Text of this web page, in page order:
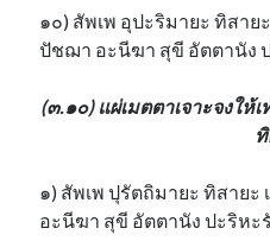
๑๐) สัพเพ อุปะริมายะ ทิสาย
ปัชฌา อะนีฆา สุขี อัตตานัง
(๓.๑๐) แผ่เมตตาเจาะจงใ
๑) สัพเพ ปุรัตถิมายะ ทิสายะ
อะนีฆา สุขี อัตตานัง ปะริหะ